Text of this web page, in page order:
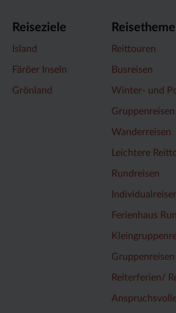
Reiseziele
Island
Färöer Inseln
Grönland
Reittouren
Busreisen
Winter- und
Gruppenreisen
Wanderreisen
Leichtere
Rundreisen
Ferienhaus
Reiterferien/